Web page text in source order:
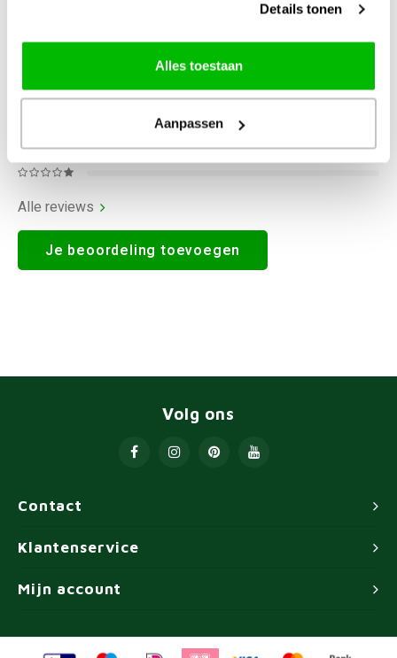
Details tonen
Alles toestaan
Aanpassen
Alle reviews
Je beoordeling toevoegen
Contact
Volg ons
Klantenservice
Mijn account